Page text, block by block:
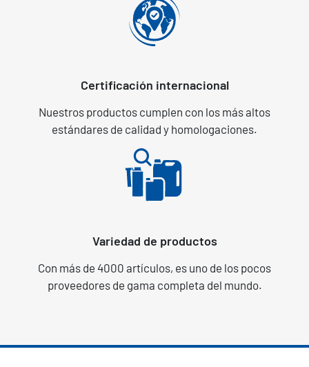
Certificación internacional
Nuestros productos cumplen con los más altos
estándares de calidad y homologaciones.
Variedad de productos
Con más de 4000 artículos, es uno de los pocos
proveedores de gama completa del mundo.